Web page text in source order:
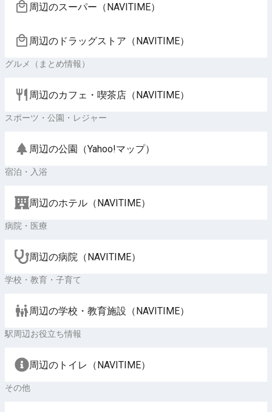
周辺のスーパー（NAVITIME）
周辺のドラッグストア（NAVITIME）
グルメ（まとめ情報）
周辺のカフェ・喫茶店（NAVITIME）
スポーツ・公園・レジャー
周辺の公園（Yahoo!マップ）
宿泊・入浴
周辺のホテル（NAVITIME）
病院・医療
周辺の病院（NAVITIME）
学校・教育・子育て
周辺の学校・教育施設（NAVITIME）
駅周辺お役立ち情報
周辺のトイレ（NAVITIME）
その他